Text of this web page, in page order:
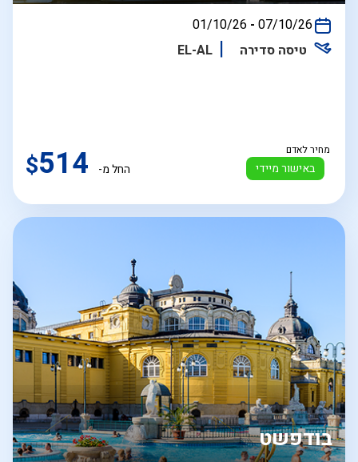
בין
01/10/26 - 07/10/26
טיסה סדירה
EL-AL
באישור מיידי
מחיר לאדם
החל מ- $514
בודפשט